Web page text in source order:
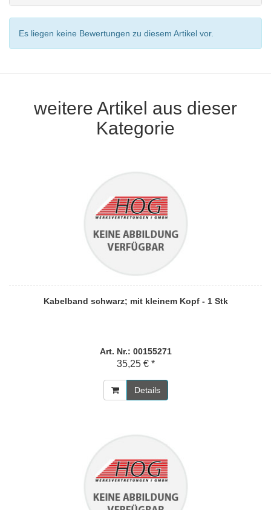
Es liegen keine Bewertungen zu diesem Artikel vor.
weitere Artikel aus dieser
Kategorie
Kabelband schwarz; mit kleinem Kopf - 1 Stk
Art. Nr.: 00155271
35,25 € *
Details